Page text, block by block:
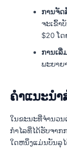
ການຈັດ
ຈະເຂົ້າ
$20 ໂ
ການ​ເລີ່
ພະຍາຍ
ຄໍາແນະນໍາ
ໃນຂະນະທີ່ຈໍານວນ
ກໍາໄລທີ່ໄດ້ຮັບຈາກ
ໃດຫນຶ່ງແມ່ນບັນລຸໄ